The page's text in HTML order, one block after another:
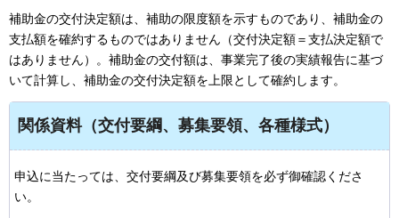
補助金の交付決定額は、補助の限度額を示すものであり、補助金の
支払額を確約するものではありません（交付決定額＝支払決定額で
はありません）。補助金の交付額は、事業完了後の実績報告に基づ
いて計算し、補助金の交付決定額を上限として確約します。
関係資料（交付要綱、募集要領、各種様式）
申込に当たっては、交付要綱及び募集要領を必ず御確認くださ
い。